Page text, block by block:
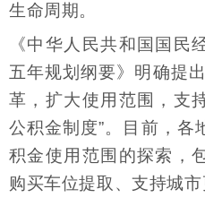
生命周期。
《中华人民共和国国民
五年规划纲要》明确提
革，扩大使用范围，支
公积金制度”。目前，各
积金使用范围的探索，
购买车位提取、支持城市